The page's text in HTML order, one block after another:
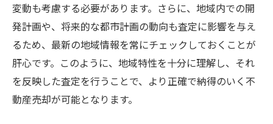
不動産価値を正確に査定するための基準
価値を引き出すためのリノベーションと修
繕の重要性
オンライン査定を活用した価値向上戦略
兵庫県伊丹市での不動産価値に影響を与え
変動も考慮する必要があります。さらに、地域内での開
発計画や、将来的な都市計画の動向も査定に影響を与え
るため、最新の地域情報を常にチェックしておくことが
肝心です。このように、地域特性を十分に理解し、それ
を反映した査定を行うことで、より正確で納得のいく不
動産売却が可能となります。